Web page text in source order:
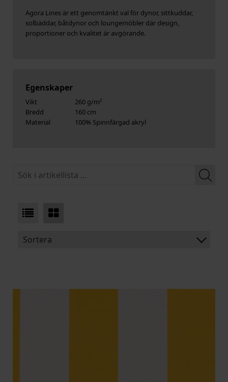
Agora Lines är ett genomtänkt val för dynor, sittkuddar,
solbäddar, båtdynor och lounge­möbler där design,
proportioner och kvalitet är avgörande.
Egenskaper
Vikt
260 g/m²
Bredd
160 cm
Material
100% Spinnfärgad akryl
Sortera